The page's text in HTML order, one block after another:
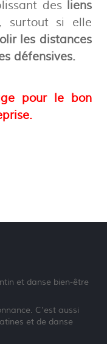
des liens
, surtout si elle
les distances
défensives.
pour le bon
et danse bien-être
C'est aussi
et de danse